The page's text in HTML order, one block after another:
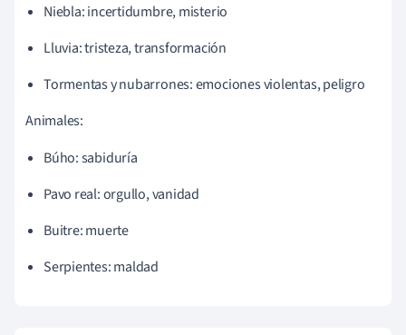
Niebla: incertidumbre, misterio
Lluvia: tristeza, transformación
Tormentas y nubarrones: emociones violentas, peligro
Animales:
Búho: sabiduría
Pavo real: orgullo, vanidad
Buitre: muerte
Serpientes: maldad